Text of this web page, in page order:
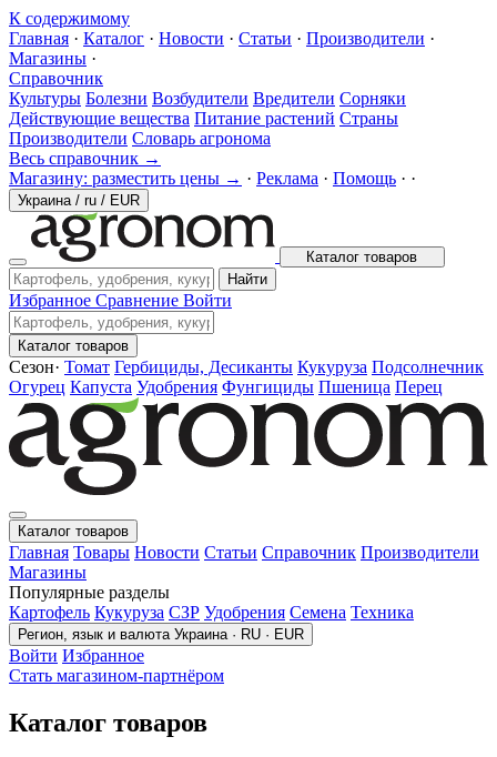
К содержимому
Главная · Каталог · Новости · Статьи · Производители ·
Магазины ·
Справочник
Культуры Болезни Возбудители Вредители Сорняки
Действующие вещества Питание растений Страны
Производители Словарь агронома
Весь справочник →
Магазину: разместить цены → · Реклама · Помощь · ·
Украина / ru / EUR
Каталог товаров
Найти
Избранное Сравнение Войти
Каталог товаров
Сезон· Томат Гербициды, Десиканты Кукуруза Подсолнечник
Огурец Капуста Удобрения Фунгициды Пшеница Перец
Каталог товаров
Главная Товары Новости Статьи Справочник Производители
Магазины
Популярные разделы
Картофель Кукуруза СЗР Удобрения Семена Техника
Регион, язык и валюта Украина · RU · EUR
Войти Избранное
Стать магазином-партнёром
Каталог товаров